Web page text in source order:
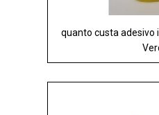
quanto custa adesivo